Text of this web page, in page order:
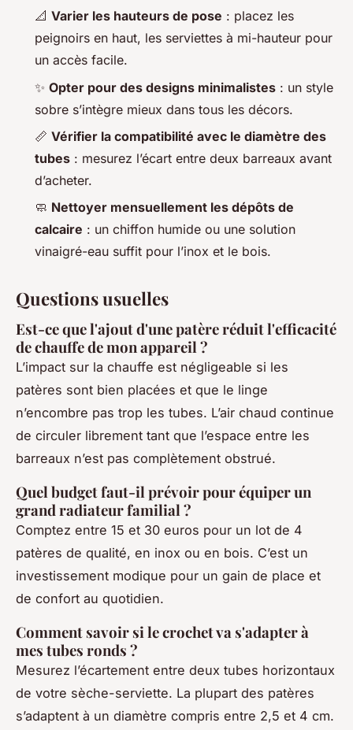
📐 Varier les hauteurs de pose : placez les
peignoirs en haut, les serviettes à mi-hauteur pour
un accès facile.
✨ Opter pour des designs minimalistes : un style
sobre s’intègre mieux dans tous les décors.
📏 Vérifier la compatibilité avec le diamètre des
tubes : mesurez l’écart entre deux barreaux avant
d’acheter.
🧼 Nettoyer mensuellement les dépôts de
calcaire : un chiffon humide ou une solution
vinaigré-eau suffit pour l’inox et le bois.
Questions usuelles
Est-ce que l'ajout d'une patère réduit l'efficacité
de chauffe de mon appareil ?
L’impact sur la chauffe est négligeable si les
patères sont bien placées et que le linge
n’encombre pas trop les tubes. L’air chaud continue
de circuler librement tant que l’espace entre les
barreaux n’est pas complètement obstrué.
Quel budget faut-il prévoir pour équiper un
grand radiateur familial ?
Comptez entre 15 et 30 euros pour un lot de 4
patères de qualité, en inox ou en bois. C’est un
investissement modique pour un gain de place et
de confort au quotidien.
Comment savoir si le crochet va s'adapter à
mes tubes ronds ?
Mesurez l’écartement entre deux tubes horizontaux
de votre sèche-serviette. La plupart des patères
s’adaptent à un diamètre compris entre 2,5 et 4 cm.